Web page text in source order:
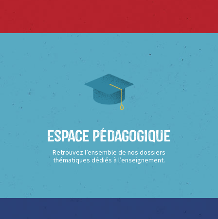
Espace Pédagogique
Retrouvez l’ensemble de nos dossiers
thématiques dédiés à l’enseignement.